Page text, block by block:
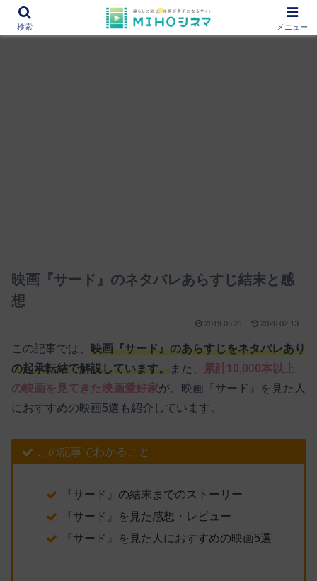
12000作品を紹介！あなたの映画図書館『MIHOシネマ』
映画『サード』のネタバレあらすじ結末と感
想
2019.05.21 2026.02.13
この記事では、 映画『サード』のあらすじをネタバレあり
の起承転結で解説しています。 また、
累計10,000本以上
の映画を見てきた映画愛好家が、映画『サード』を見た人
におすすめの映画5選も紹介しています。
この記事でわかること
『サード』の結末までのストーリー
『サード』を見た感想・レビュー
『サード』を見た人におすすめの映画5選
検索 メニュー